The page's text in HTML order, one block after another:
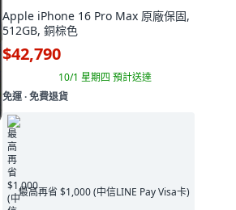
Apple iPhone 16 Pro Max 原廠保固,
512GB, 銅棕色
$42,790
10/1 星期四 預計送達
免運 ∙ 免費退貨
最高再省 $1,000 (中信LINE Pay Visa卡)